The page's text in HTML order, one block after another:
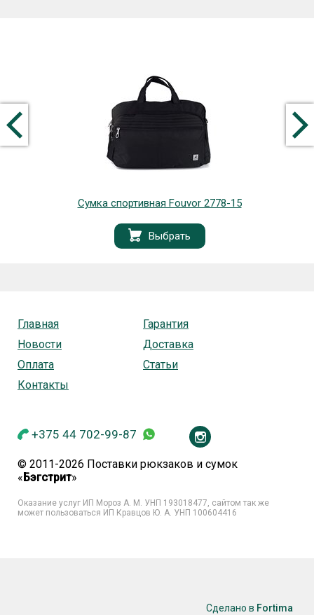
Сумка спортивная Fouvor 2778-15
Выбрать
+375 44 702-99-87
Главная
Гарантия
Новости
Доставка
Оплата
Статьи
Контакты
© 2011-2026 Поставки рюкзаков и сумок
« Бэгстрит»
Оказание услуг ИП Мороз А. М. УНП 193018477, сайтом так же
может пользоваться ИП Кравцов Ю. А. УНП 100604416
Сделано в Fortima